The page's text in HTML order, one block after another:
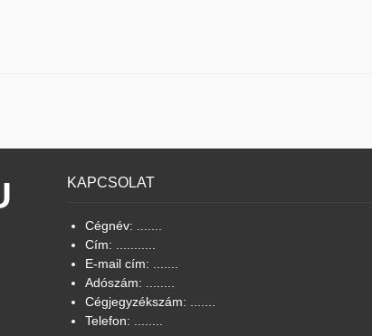
KAPCSOLAT
Cégnév: .......
Cím: ...........
E-mail cím: .......
Adószám: ........
Cégjegyzékszám: .......
Telefon: ........